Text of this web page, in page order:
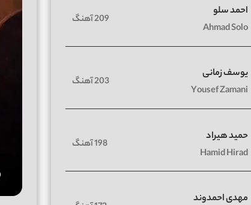
احمد سلو
Ahmad Solo
209 آهنگ
یوسف زمانی
Yousef Zamani
203 آهنگ
حمید هیراد
Hamid Hirad
198 آهنگ
مهدی احمدوند